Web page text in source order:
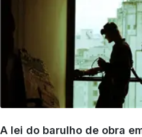
A lei do barulho de obra